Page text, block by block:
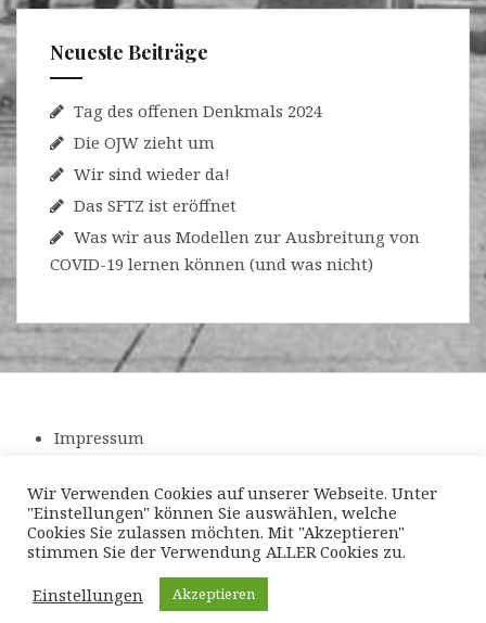
Neueste Beiträge
Tag des offenen Denkmals 2024
Die OJW zieht um
Wir sind wieder da!
Das SFTZ ist eröffnet
Was wir aus Modellen zur Ausbreitung von
COVID-19 lernen können (und was nicht)
Impressum
Powerd by WordPress|Theme:
Wir Verwenden Cookies auf unserer Webseite. Unter
"Einstellungen" können Sie auswählen, welche
Cookies Sie zulassen möchten. Mit "Akzeptieren"
stimmen Sie der Verwendung ALLER Cookies zu.
Einstellungen
Akzeptieren